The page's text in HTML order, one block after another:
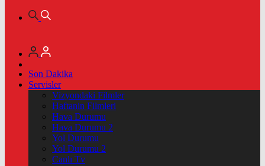
Son Dakika
Servisler
Vizyondaki Filmler
Haftanin Filmleri
Hava Durumu
Hava Durumu 2
Yol Durumu
Yol Durumu 2
Canlı Tv